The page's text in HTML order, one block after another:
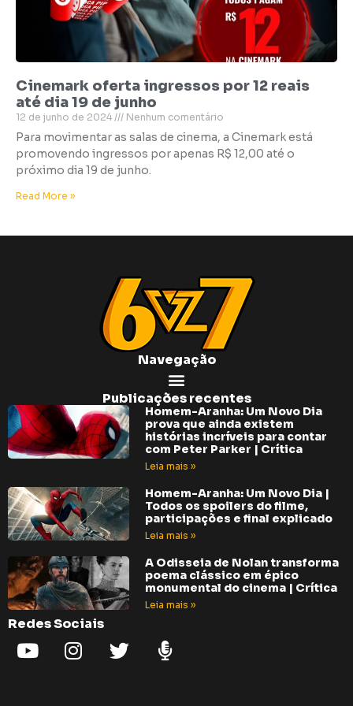
Cinemark oferta ingressos por 12 reais
até dia 19 de junho
12 de junho de 2024 Nenhum comentário
Para movimentar as salas de cinema, a Cinemark está
promovendo ingressos por apenas R$ 12,00 até o
próximo dia 19 de junho.
Read More »
Navegação
Publicações recentes
Homem-Aranha: Um Novo Dia
prova que ainda existem
histórias incríveis para contar
com Peter Parker | Crítica
Leia mais »
Homem-Aranha: Um Novo Dia |
Todos os spoilers do filme,
participações e final explicado
Leia mais »
A Odisseia de Nolan transforma
poema clássico em épico
monumental do cinema | Crítica
Leia mais »
Redes Sociais